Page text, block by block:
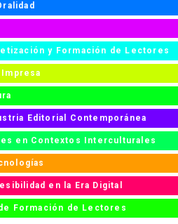
y Formación de Lectores
Editorial Contemporánea
en Contextos Interculturales
en la Era Digital
Formación de Lectores